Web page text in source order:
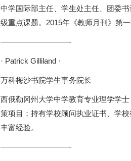
中学国际部主任、学生处主任、团委
级重点课题。2015年《教师月刊》第一
—————————-
· Patrick Gilliland ·
万科梅沙书院学生事务院长
西俄勒冈州大学中学教育专业理学学
策项目；持有学校顾问执业证书、学
丰富经验。
—————————-